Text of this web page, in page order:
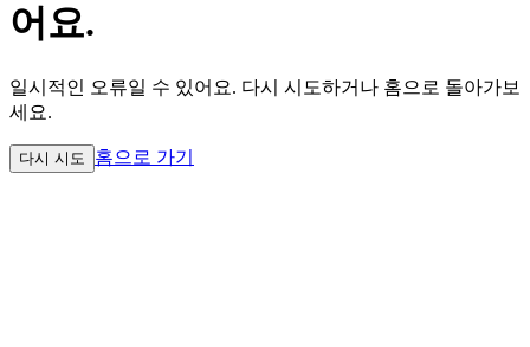
어요.
일시적인 오류일 수 있어요. 다시 시도하거나 홈으로 돌아가보
세요.
다시 시도 홈으로 가기